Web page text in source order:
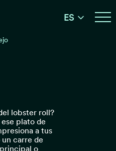
ES
lobster roll?
plato de
a tus
carre de
o